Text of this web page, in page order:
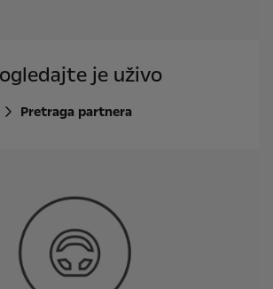
je uživo
Pretraga partnera